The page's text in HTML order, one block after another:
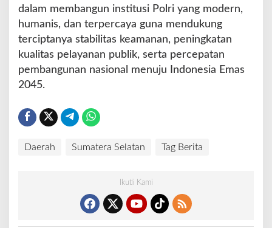
dalam membangun institusi Polri yang modern,
humanis, dan terpercaya guna mendukung
terciptanya stabilitas keamanan, peningkatan
kualitas pelayanan publik, serta percepatan
pembangunan nasional menuju Indonesia Emas
2045.
Daerah Sumatera Selatan Tag Berita
Ikuti Kami